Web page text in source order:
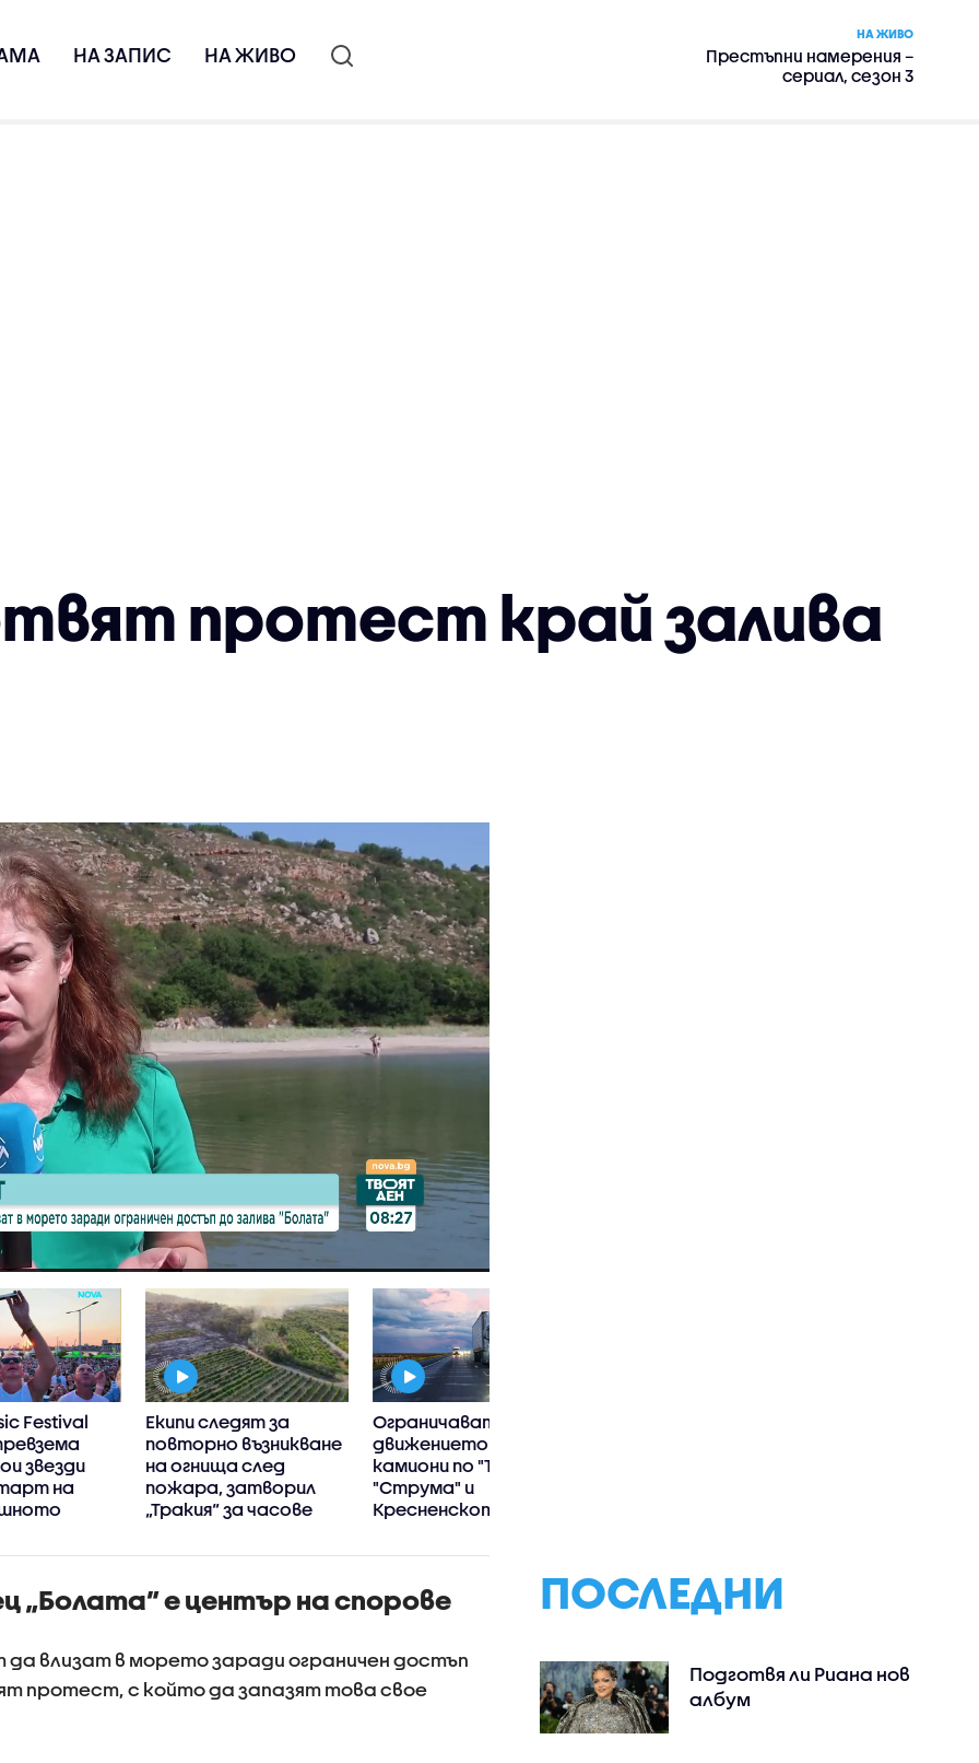
НА ЗАПИС НА ЖИВО
НА ЖИВО
Престъпни намерения –
сериал, сезон 3
протест край залива
Festival
звезди
на
Екипи следят за
повторно възникване
на огнища след
пожара, затворил
„Тракия“ за часове
Ограничават
движението на
камиони по "Тракия",
"Струма" и
Кресненското
неделя
„Болата” е център на спорове
да влизат в морето заради ограничен достъп
протест, с който да запазят това свое
ПОСЛЕДНИ
Подготвя ли Риана нов
албум